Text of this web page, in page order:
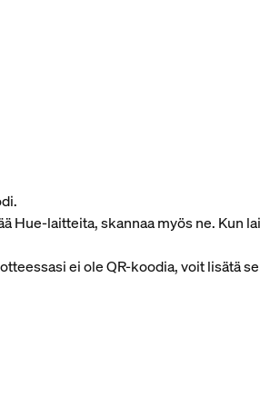
Hue-laitteita, skannaa myös ne. Kun
ei ole QR-koodia, voit lisätä